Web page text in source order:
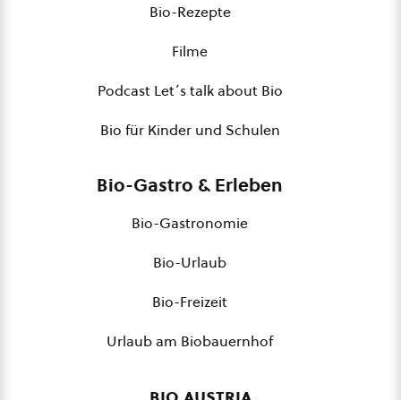
Bio-Rezepte
Filme
Podcast Let´s talk about Bio
Bio für Kinder und Schulen
Bio-Gastro & Erleben
Bio-Gastronomie
Bio-Urlaub
Bio-Freizeit
Urlaub am Biobauernhof